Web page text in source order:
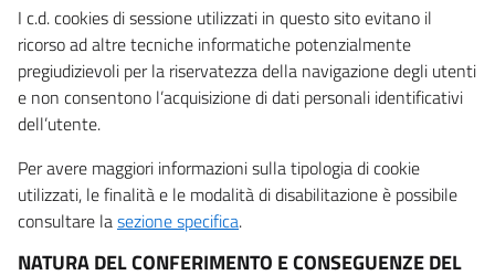
I c.d. cookies di sessione utilizzati in questo sito evitano il
ricorso ad altre tecniche informatiche potenzialmente
pregiudizievoli per la riservatezza della navigazione degli utenti
e non consentono l’acquisizione di dati personali identificativi
dell’utente.
Per avere maggiori informazioni sulla tipologia di cookie
utilizzati, le finalità e le modalità di disabilitazione è possibile
consultare lasezione specifica.
NATURA DEL CONFERIMENTO E CONSEGUENZE DEL